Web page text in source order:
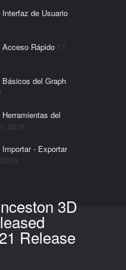
de Usuario
Rápido 17
del Graph
del
2019
- Exportar
3D
Release